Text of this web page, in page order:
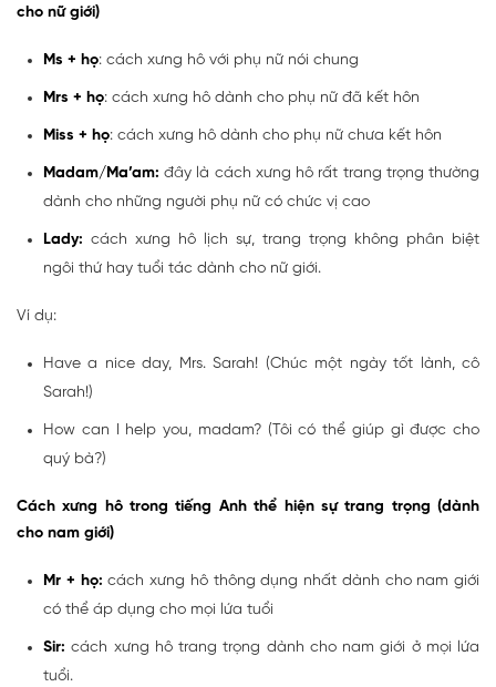
cho nữ giới)
Ms + họ: cách xưng hô với phụ nữ nói chung
Mrs + họ: cách xưng hô dành cho phụ nữ đã kết hôn
Miss + họ: cách xưng hô dành cho phụ nữ chưa kết hôn
Madam/Ma’am:đây là cách xưng hô rất trang trọng thường
dành cho những người phụ nữ có chức vị cao
Lady: cách xưng hô lịch sự, trang trọng không phân biệt
ngôi thứ hay tuổi tác dành cho nữ giới.
Ví dụ:
Have a nice day, Mrs. Sarah! (Chúc một ngày tốt lành, cô
Sarah!)
How can I help you, madam? (Tôi có thể giúp gì được cho
quý bà?)
Cách xưng hô trong tiếng Anh thể hiện sự trang trọng (dành
cho nam giới)
Mr + họ:cách xưng hô thông dụng nhất dành cho nam giới
có thể áp dụng cho mọi lứa tuổi
Sir:cách xưng hô trang trọng dành cho nam giới ở mọi lứa
tuổi.